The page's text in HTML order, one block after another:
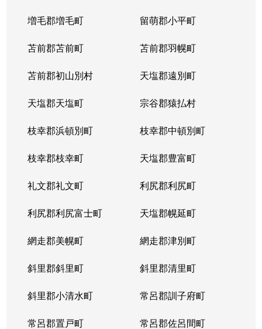
増毛郡増毛町 留萌郡小平町
苫前郡苫前町 苫前郡羽幌町
苫前郡初山別村 天塩郡遠別町
天塩郡天塩町 宗谷郡猿払村
枝幸郡浜頓別町 枝幸郡中頓別町
枝幸郡枝幸町 天塩郡豊富町
礼文郡礼文町 利尻郡利尻町
利尻郡利尻富士町 天塩郡幌延町
網走郡美幌町 網走郡津別町
斜里郡斜里町 斜里郡清里町
斜里郡小清水町 常呂郡訓子府町
常呂郡置戸町 常呂郡佐呂間町